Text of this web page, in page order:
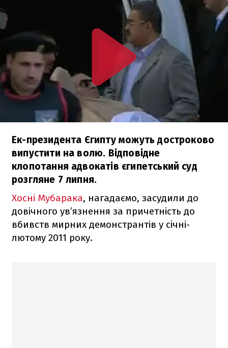
Ек-президента Єгипту можуть достроково
випустити на волю. Відповідне
клопотання адвокатів єгипетський суд
розгляне 7 липня.
Хосні Мубарака, нагадаємо, засудили до
довічного ув’язнення за причетність до
вбивств мирних демонстрантів у січні-
лютому 2011 року.